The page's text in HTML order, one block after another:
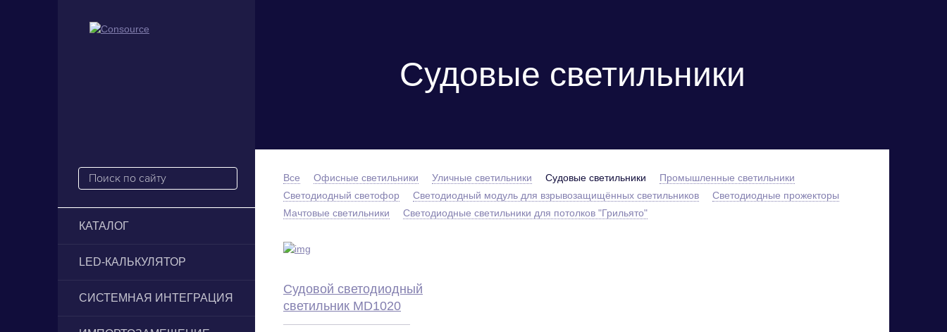
КАТАЛОГ
LED-КАЛЬКУЛЯТОР
СИСТЕМНАЯ ИНТЕГРАЦИЯ
Судовые светильники
Все Офисные светильники Уличные светильники Судовые светильники
Промышленные светильники
Светодиодный светофор
Светодиодный модуль для взрывозащищённых светильников
Светодиодные прожекторы
Мачтовые светильники
Светодиодные светильники для потолков "Грильято"
Судовой светодиодный
светильник MD1020